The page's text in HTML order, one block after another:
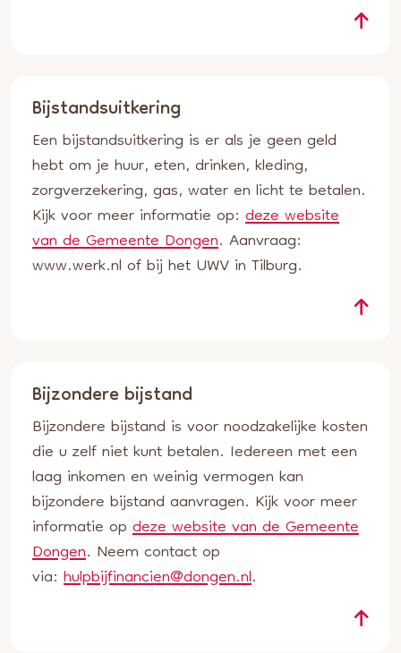
Bijstandsuitkering
Een bijstandsuitkering is er als je geen geld
hebt om je huur, eten, drinken, kleding,
zorgverzekering, gas, water en licht te betalen.
Kijk voor meer informatie op:deze website
van de Gemeente Dongen. Aanvraag:
www.werk.nl of bij het UWV in Tilburg.
Bijzondere bijstand
Bijzondere bijstand is voor noodzakelijke kosten
die u zelf niet kunt betalen. Iedereen met een
laag inkomen en weinig vermogen kan
bijzondere bijstand aanvragen. Kijk voor meer
informatie opdeze website van de Gemeente
Dongen. Neem contact op
via:hulpbijfinancien@dongen.nl.